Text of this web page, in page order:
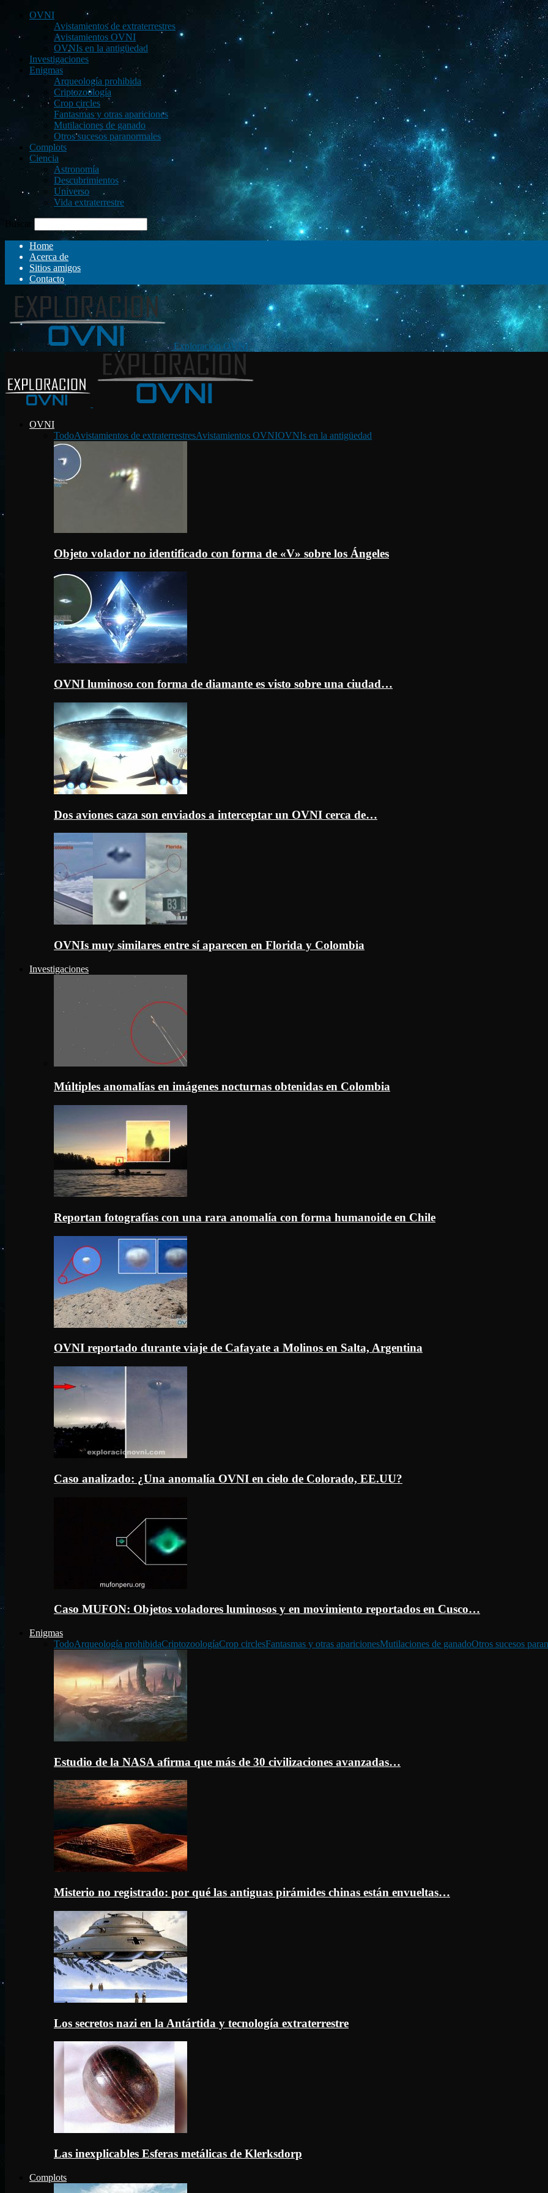
OVNI
Avistamientos de extraterrestres
Avistamientos OVNI
OVNIs en la antigüedad
Investigaciones
Enigmas
Arqueología prohibida
Criptozoología
Crop circles
Fantasmas y otras apariciones
Mutilaciones de ganado
Otros sucesos paranormales
Complots
Ciencia
Astronomía
Descubrimientos
Universo
Vida extraterrestre
Buscar
Home
Acerca de
Sitios amigos
Contacto
Exploración OVNI
OVNI
TodoAvistamientos de extraterrestresAvistamientos OVNIOVNIs en la antigüedad
Objeto volador no identificado con forma de «V» sobre los Ángeles
OVNI luminoso con forma de diamante es visto sobre una ciudad…
Dos aviones caza son enviados a interceptar un OVNI cerca de…
OVNIs muy similares entre sí aparecen en Florida y Colombia
Investigaciones
Múltiples anomalías en imágenes nocturnas obtenidas en Colombia
Reportan fotografías con una rara anomalía con forma humanoide en Chile
OVNI reportado durante viaje de Cafayate a Molinos en Salta, Argentina
Caso analizado: ¿Una anomalía OVNI en cielo de Colorado, EE.UU?
Caso MUFON: Objetos voladores luminosos y en movimiento reportados en Cusco…
Enigmas
TodoArqueología prohibidaCriptozoologíaCrop circlesFantasmas y otras aparicionesMutilaciones de ganadoOtros sucesos
Estudio de la NASA afirma que más de 30 civilizaciones avanzadas…
Misterio no registrado: por qué las antiguas pirámides chinas están envueltas…
Los secretos nazi en la Antártida y tecnología extraterrestre
Las inexplicables Esferas metálicas de Klerksdorp
Complots